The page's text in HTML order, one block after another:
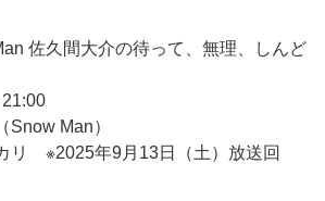
佐久間大介の待って、無理、しんど
Snow Man）
リ ※2025年9月13日（土）放送回